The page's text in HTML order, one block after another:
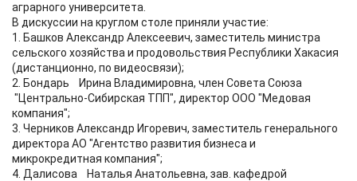
аграрного университета.
В дискуссии на круглом столе приняли участие:
1. Башков Александр Алексеевич, заместитель министра
сельского хозяйства и продовольствия Республики Хакасия
(дистанционно, по видеосвязи);
2. Бондарь Ирина Владимировна, член Совета Союза
"Центрально-Сибирская ТПП", директор ООО "Медовая
компания";
3. Черников Александр Игоревич, заместитель генерального
директора АО "Агентство развития бизнеса и
микрокредитная компания";
4. Далисова Наталья Анатольевна, зав. кафедрой